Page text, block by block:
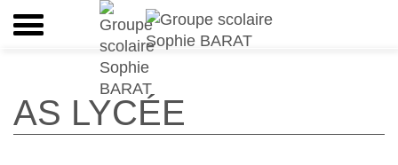
AS LYCÉE